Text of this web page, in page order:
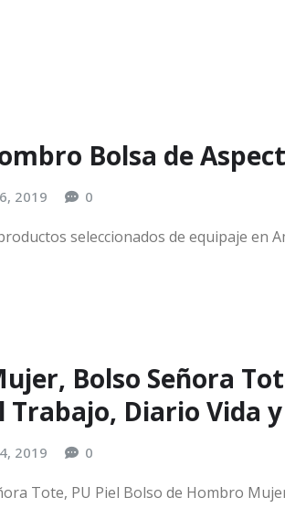
Bolsa de
2019 0
seleccionados de equipaje en
Bolso Señora
Diario Vida
2019 0
Tote, PU Piel Bolso de Hombro